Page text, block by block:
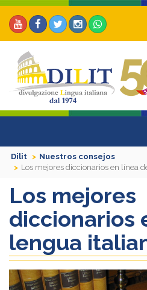
Dilit
Nuestros consejos
Los mejores diccionarios en línea
Los mejores
diccionarios
lengua